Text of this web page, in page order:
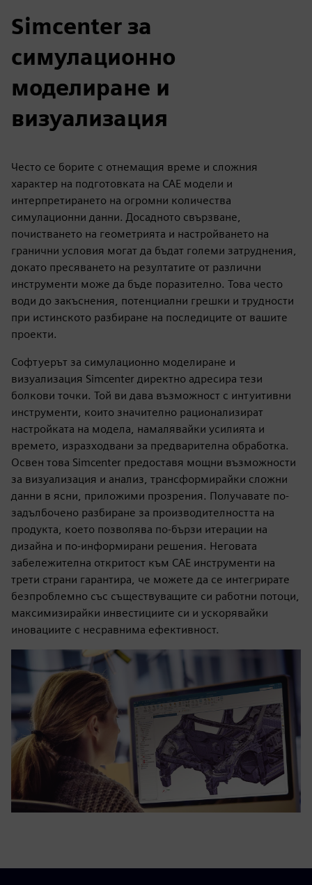
Simcenter за
симулационно
моделиране и
визуализация
Често се борите с отнемащия време и сложния
характер на подготовката на CAE модели и
интерпретирането на огромни количества
симулационни данни. Досадното свързване,
почистването на геометрията и настройването на
гранични условия могат да бъдат големи затруднения,
докато пресяването на резултатите от различни
инструменти може да бъде поразително. Това често
води до закъснения, потенциални грешки и трудности
при истинското разбиране на последиците от вашите
проекти.
Софтуерът за симулационно моделиране и
визуализация Simcenter директно адресира тези
болкови точки. Той ви дава възможност с интуитивни
инструменти, които значително рационализират
настройката на модела, намалявайки усилията и
времето, изразходвани за предварителна обработка.
Освен това Simcenter предоставя мощни възможности
за визуализация и анализ, трансформирайки сложни
данни в ясни, приложими прозрения. Получавате по-
задълбочено разбиране за производителността на
продукта, което позволява по-бързи итерации на
дизайна и по-информирани решения. Неговата
забележителна откритост към CAE инструменти на
трети страни гарантира, че можете да се интегрирате
безпроблемно със съществуващите си работни потоци,
максимизирайки инвестициите си и ускорявайки
иновациите с несравнима ефективност.